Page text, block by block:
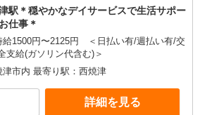
駅＊穏やかなデイサービスで生活サポー
仕事＊
給1500円〜2125円 ＜日払い有/週払い有/交
支給(ガソリン代含む)＞
津市内 最寄り駅：西焼津
詳細を見る